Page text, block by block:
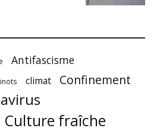
Antifascisme
climat Confinement
Culture fraîche